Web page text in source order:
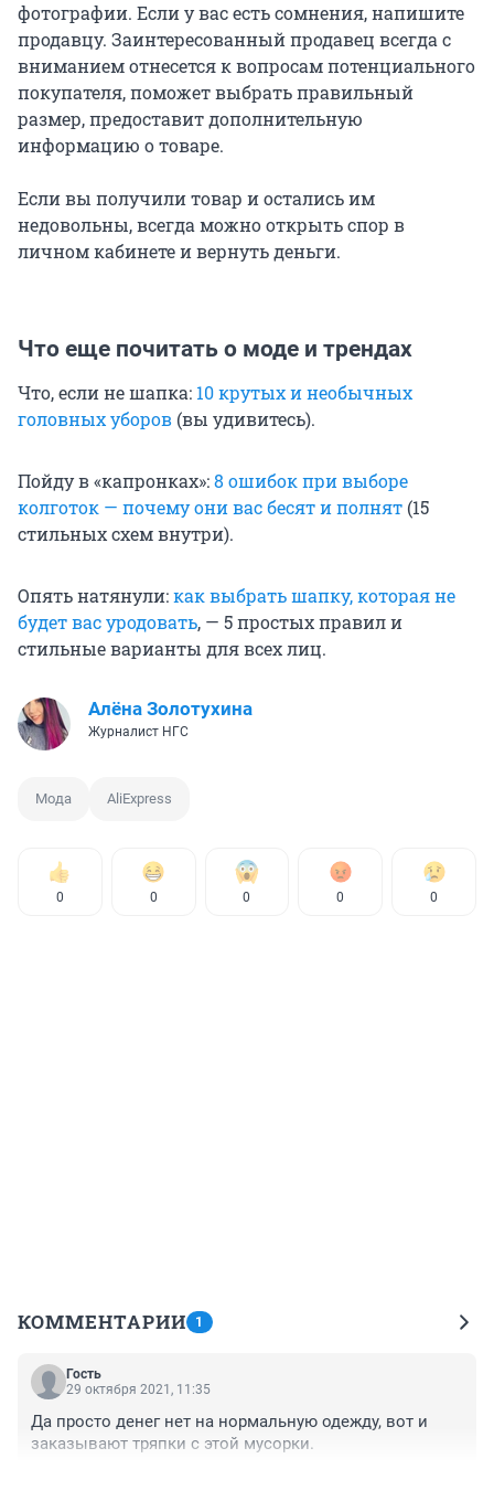
фотографии. Если у вас есть сомнения, напишите
продавцу. Заинтересованный продавец всегда с
вниманием отнесется к вопросам потенциального
покупателя, поможет выбрать правильный
размер, предоставит дополнительную
информацию о товаре.
Если вы получили товар и остались им
недовольны, всегда можно открыть спор в
личном кабинете и вернуть деньги.
Что еще почитать о моде и трендах
Что, если не шапка: 10 крутых и необычных
головных уборов (вы удивитесь).
Пойду в «капронках»:8 ошибок при выборе
колготок — почему они вас бесят и полнят (15
стильных схем внутри).
Опять натянули:как выбрать шапку, которая не
будет вас уродовать, — 5 простых правил и
стильные варианты для всех лиц.
Алёна Золотухина
Журналист НГС
Мода AliExpress
0 0 0 0 0
КОММЕНТАРИИ 1
Гость
29 октября 2021, 11:35
Да просто денег нет на нормальную одежду, вот и
заказывают тряпки с этой мусорки.